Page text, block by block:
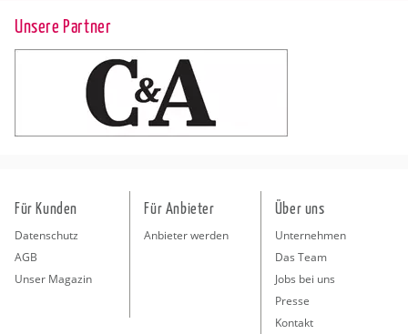
Unsere Partner
Für Kunden
Datenschutz
AGB
Unser Magazin
Für Anbieter
Anbieter werden
Über uns
Unternehmen
Das Team
Jobs bei uns
Presse
Kontakt